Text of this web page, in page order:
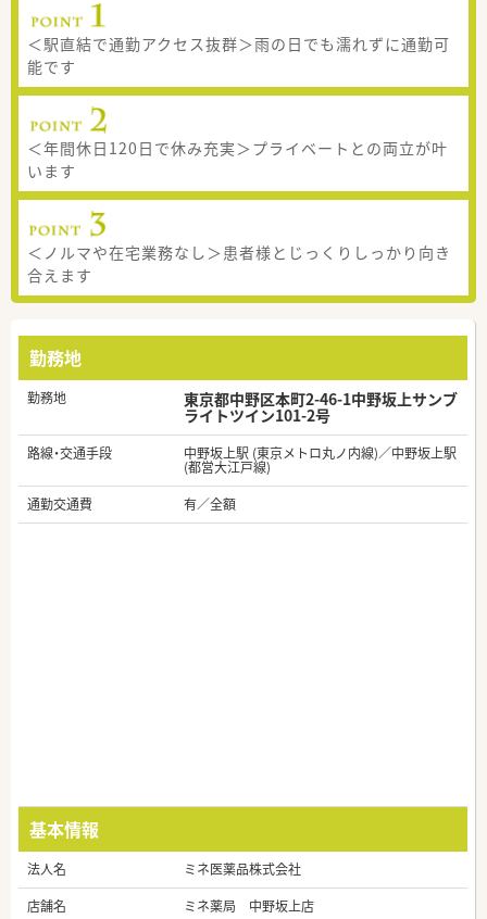
＜駅直結で通勤アクセス抜群＞雨の日でも濡れずに通勤可
能です
＜年間休日120日で休み充実＞プライベートとの両立が叶
います
＜ノルマや在宅業務なし＞患者様とじっくりしっかり向き
合えます
勤務地
勤務地 東京都中野区本町2-46-1中野坂上サンブ
ライトツイン101-2号
路線・交通手段 中野坂上駅 (東京メトロ丸ノ内線)／中野坂上駅
(都営大江戸線)
通勤交通費
有／全額
基本情報
法人名
ミネ医薬品株式会社
店舗名
ミネ薬局 中野坂上店